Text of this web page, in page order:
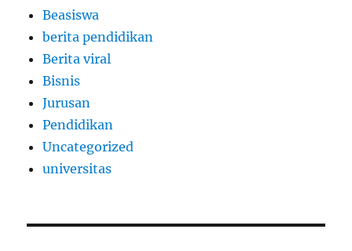
Beasiswa
berita pendidikan
Berita viral
Bisnis
Jurusan
Pendidikan
Uncategorized
universitas